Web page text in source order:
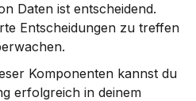
Daten ist entscheidend.
Entscheidungen zu treffen
Komponenten kannst du
erfolgreich in deinem